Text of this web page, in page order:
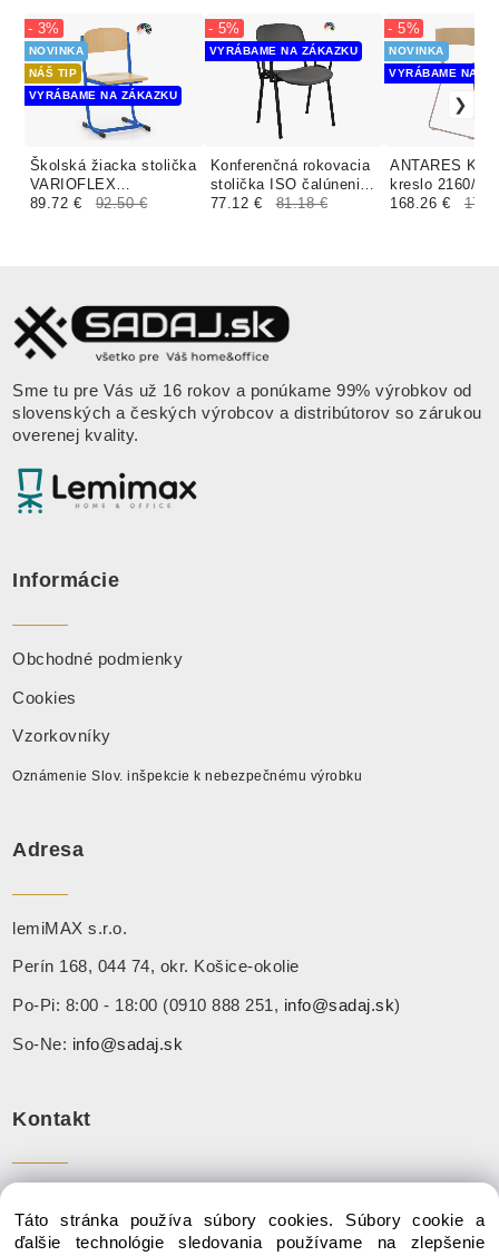
Školská žiacka stolička
VARIOFLEX
nastaviteľná, rôzne
NOVINKA
NÁŠ TIP
VYRÁBAME NA ZÁKAZKU
- 3%
89.72 € 92.50 €
Konferenčná rokovacia
stolička ISO čalúnenie
MEDITAP koženka
VYRÁBAME NA ZÁKAZKU
- 5%
77.12 € 81.18 €
ANTARES
kreslo 2160/S
celoplastová
NOVINKA
VYRÁBAME NA
- 5%
168.26 €
Sme tu pre Vás už 16 rokov a ponúkame 99% výrobkov od
slovenských a českých výrobcov a distribútorov so zárukou
overenej kvality.
Informácie
Obchodné podmienky
Cookies
Vzorkovníky
Oznámenie Slov. inšpekcie k nebezpečnému výrobku
Adresa
lemiMAX s.r.o.
Perín 168, 044 74, okr. Košice-okolie
Po-Pi: 8:00 - 18:00 (0910 888 251, info@sadaj.sk)
So-Ne: info@sadaj.sk
Kontakt
Mail:info@sadaj.sk
Táto stránka používa súbory cookies. Súbory cookie a
ďalšie technológie sledovania používame na zlepšenie